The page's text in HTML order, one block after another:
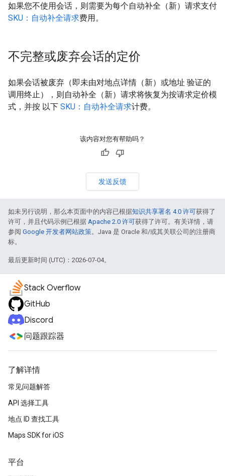
如果您不使用会话，则需要为每个自动补全（新）请求支付
SKU：自动补全请求费用。
不完整或废弃会话的定价
如果会话被废弃（即未由对地点详情（新）或地址 验证的
调用终止），则自动补全（新）请求将恢复为按请求定价模
式，并按 以下 SKU：自动补全请求计费。
该内容对您有帮助吗？
发送反馈
如未另行说明，那么本页面中的内容已根据知识共享署名 4.0 许可获得了
许可，并且代码示例已根据 Apache 2.0 许可获得了许可。有关详情，请
参阅 Google 开发者网站政策。Java 是 Oracle 和/或其关联公司的注册商
标。
最后更新时间 (UTC)：2026-07-04。
Stack Overflow
GitHub
Discord
问题跟踪器
了解详情
常见问题解答
API 选择工具
地点 ID 查找工具
Maps SDK for iOS
平台